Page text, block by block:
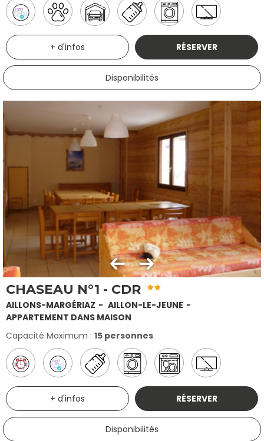
+ d'infos RÉSERVER
Disponibilités
CHASEAU N°1 - CDR
AILLONS-MARGÉRIAZ
AILLON-LE-JEUNE
APPARTEMENT DANS MAISON
Capacité Maximum : 15 personnes
+ d'infos RÉSERVER
Disponibilités